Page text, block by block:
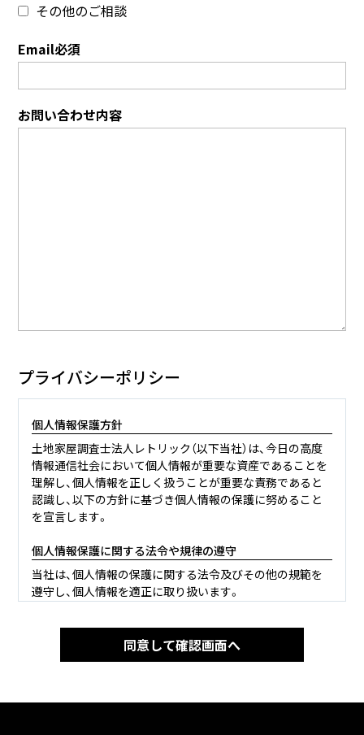
その他のご相談
Email必須
お問い合わせ内容
プライバシーポリシー
個人情報保護方針
土地家屋調査士法人レトリック（以下当社）は、今日の高度
情報通信社会において個人情報が重要な資産であることを
理解し、個人情報を正しく扱うことが重要な責務であると
認識し、以下の方針に基づき個人情報の保護に努めること
を宣言します。
個人情報保護に関する法令や規律の遵守
当社は、個人情報の保護に関する法令及びその他の規範を
遵守し、個人情報を適正に取り扱います。
個人情報の取得
当社が個人情報を取得する際には、利用目的を明確化する
よう努力し、適法かつ公正な手段によって、個人情報を取得